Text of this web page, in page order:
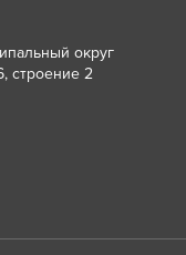
округ
строение 2